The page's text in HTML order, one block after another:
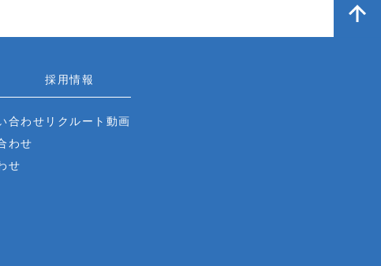
合わせ
わせ
せ
採用情報
リクルート動画